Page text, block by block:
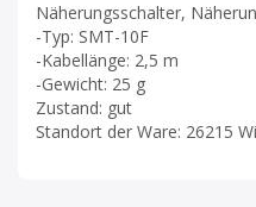
Näherungsschalter,
-Typ: SMT-10F
-Kabellänge: 2,5 m
-Gewicht: 25 g
Zustand: gut
Standort der Ware: 26215